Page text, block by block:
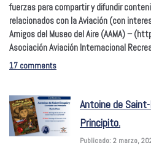
fuerzas para compartir y difundir
relacionados con la Aviación (con
Amigos del Museo del Aire (AAMA) –
Asociación Aviación Internacional
17 comments
Antoine de
Principito.
Publicado: 2 marzo,